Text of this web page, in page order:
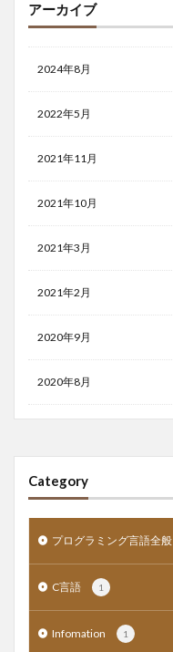
アーカイブ
2024年8月
2022年5月
2021年11月
2021年10月
2021年3月
2021年2月
2020年9月
2020年8月
Category
プログラミング言語全般
C言語 1
Infomation 1